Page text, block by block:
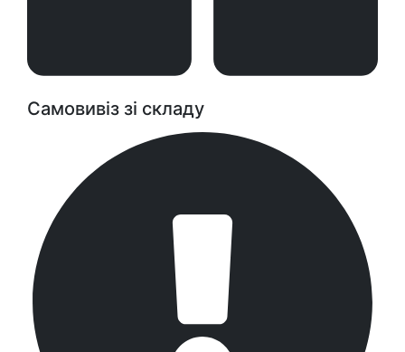
Самовивіз зі складу